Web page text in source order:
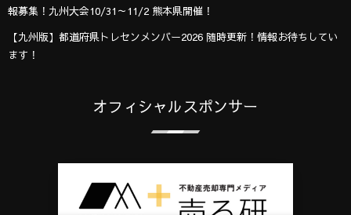
報募集！九州大会10/31～11/2 熊本県開催！
【九州版】都道府県トレセンメンバー2026 随時更新！情報お待ちしてい
ます！
オフィシャルスポンサー